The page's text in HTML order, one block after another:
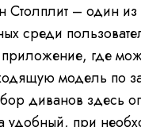
Столплит – один из
среди
где
модель по
диванов здесь
удобный, при